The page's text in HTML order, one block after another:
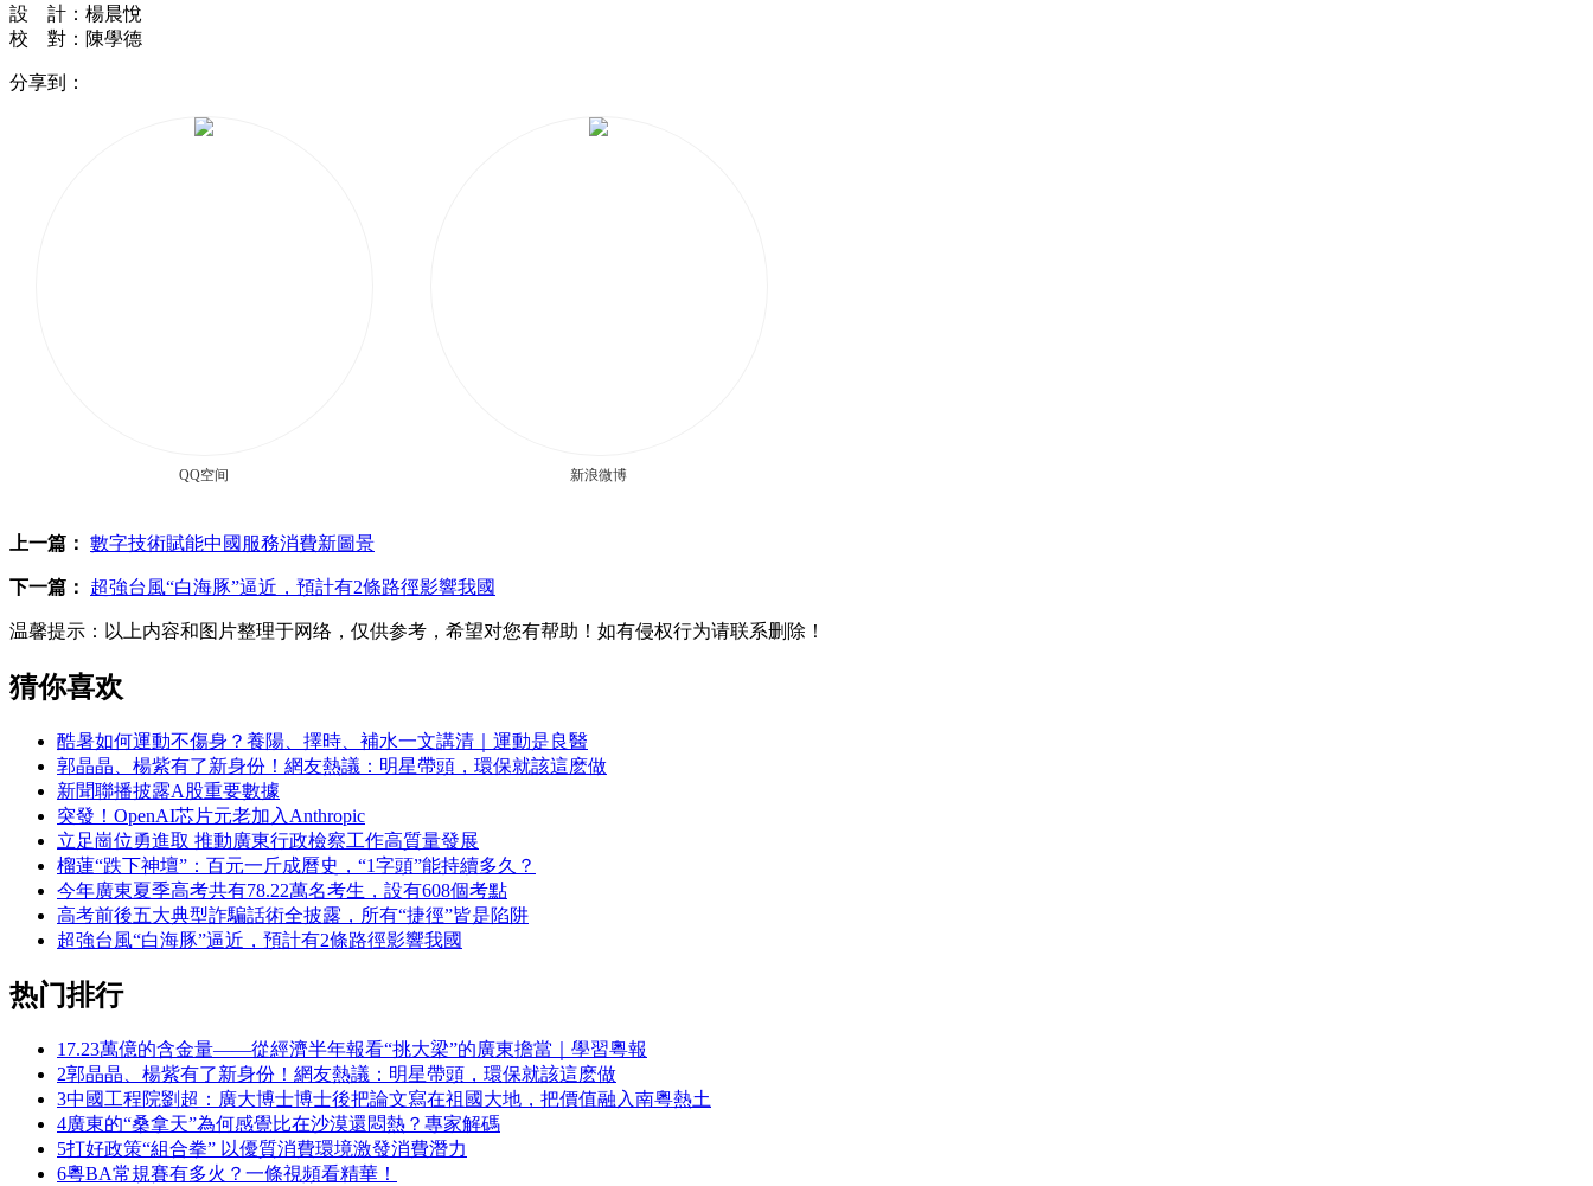
設 計：楊晨悅
校 對：陳學德
分享到：
QQ空间 新浪微博
上一篇： 數字技術賦能中國服務消費新圖景
下一篇： 超強台風“白海豚”逼近，預計有2條路徑影響我國
温馨提示： 以上内容和图片整理于网络，仅供参考，希望对您有帮助！如有侵权行为请联系删除！
猜你喜欢
酷暑如何運動不傷身？養陽、擇時、補水一文講清｜運動是良醫
郭晶晶、楊紫有了新身份！網友熱議：明星帶頭，環保就該這麽做
新聞聯播披露A股重要數據
突發！OpenAI芯片元老加入Anthropic
立足崗位勇進取 推動廣東行政檢察工作高質量發展
榴蓮“跌下神壇”：百元一斤成曆史，“1字頭”能持續多久？
今年廣東夏季高考共有78.22萬名考生，設有608個考點
高考前後五大典型詐騙話術全披露，所有“捷徑”皆是陷阱
超強台風“白海豚”逼近，預計有2條路徑影響我國
热门排行
1 7.23萬億的含金量——從經濟半年報看“挑大梁”的廣東擔當｜學習粵報
2郭晶晶、楊紫有了新身份！網友熱議：明星帶頭，環保就該這麽做
3中國工程院劉超：廣大博士博士後把論文寫在祖國大地，把價值融入南粵熱土
4廣東的“桑拿天”為何感覺比在沙漠還悶熱？專家解碼
5打好政策“組合拳” 以優質消費環境激發消費潛力
6粵BA常規賽有多火？一條視頻看精華！